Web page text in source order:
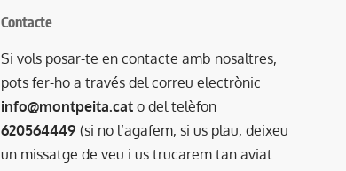
Contacte
Si vols posar-te en contacte amb nosaltres,
pots fer-ho a través del correu electrònic
info@montpeita.cat o del telèfon
620564449 (si no l’agafem, si us plau, deixeu
un missatge de veu i us trucarem tan aviat